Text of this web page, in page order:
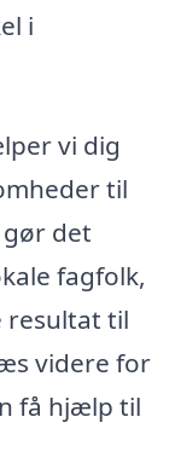
i
vi dig
til
det
fagfolk,
resultat til
videre for
få hjælp til